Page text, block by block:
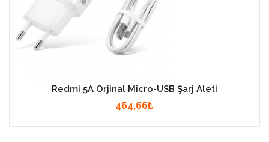
Redmi 5A Orjinal Micro-USB Şarj Aleti
464,66₺